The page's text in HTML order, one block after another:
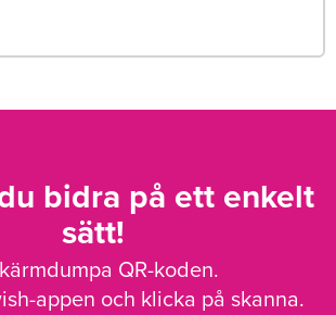
bidra på ett enkelt
sätt!
QR-koden.
appen och klicka på skanna.